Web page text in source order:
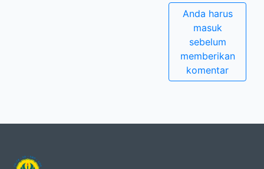
Anda harus
masuk
sebelum
memberikan
komentar